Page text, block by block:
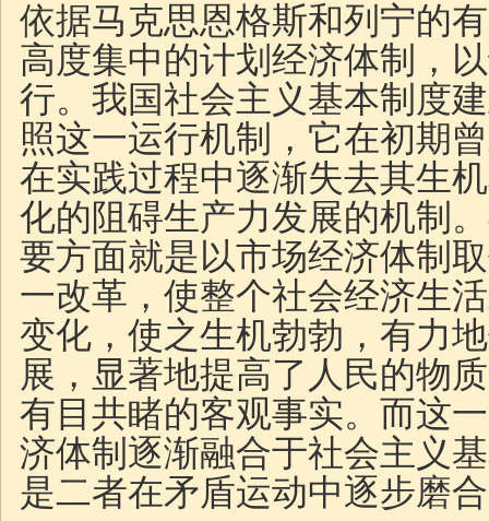
依据马克思恩格斯和列宁的
高度集中的计划经济体制，
行。我国社会主义基本制度
照这一运行机制，它在初期
在实践过程中逐渐失去其生
化的阻碍生产力发展的机制
要方面就是以市场经济体制
一改革，使整个社会经济生
变化，使之生机勃勃，有力
展，显著地提高了人民的物
有目共睹的客观事实。而这
济体制逐渐融合于社会主义
是二者在矛盾运动中逐步磨